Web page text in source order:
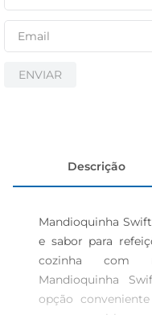
ENVIAR
Descrição
Mandioquinha
e sabor para
cozinha com
Mandioquinha
opção
papel higiênico